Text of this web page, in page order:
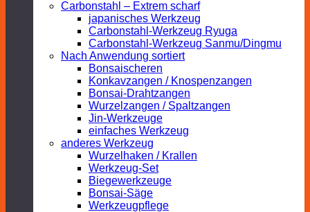
Carbonstahl – Extrem scharf
japanisches Werkzeug
Carbonstahl-Werkzeug Ryuga
Carbonstahl-Werkzeug Sanmu/Dingmu
Nach Anwendung sortiert
Bonsaischeren
Konkavzangen / Knospenzangen
Bonsai-Drahtzangen
Wurzelzangen / Spaltzangen
Jin-Werkzeuge
einfaches Werkzeug
anderes Werkzeug
Wurzelhaken / Krallen
Werkzeug-Set
Biegewerkzeuge
Bonsai-Säge
Werkzeugpflege